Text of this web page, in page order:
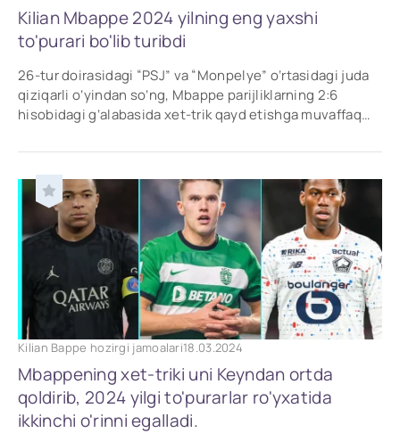
Kilian Mbappe 2024 yilning eng yaxshi
to'purari bo'lib turibdi
26-tur doirasidagi “PSJ” va “Monpelye” o‘rtasidagi juda
qiziqarli o‘yindan so‘ng, Mbappe parijliklarning 2:6
hisobidagi g‘alabasida xet-trik qayd etishga muvaffaq
Kilian Bappe hozirgi jamoalari18.03.2024
Mbappening xet-triki uni Keyndan ortda
qoldirib, 2024 yilgi to'purarlar ro'yxatida
ikkinchi o'rinni egalladi.